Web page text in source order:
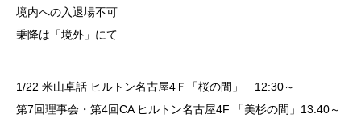
境内への入退場不可
乗降は「境外」にて
1/22 米山卓話 ヒルトン名古屋4Ｆ「桜の間」 12:30～
第7回理事会・第4回CA ヒルトン名古屋4F 「美杉の間」13:40～